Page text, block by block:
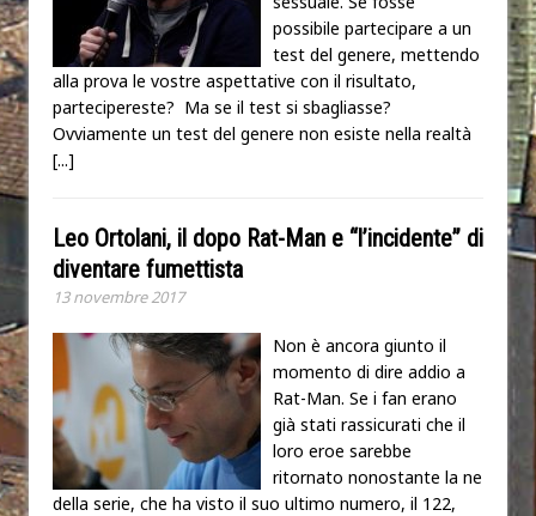
possibile partecipare a un
test del genere, mettendo
alla prova le vostre aspettative con il risultato,
partecipereste? Ma se il test si sbagliasse?
Ovviamente un test del genere non esiste nella realtà
[...]
Leo Ortolani, il dopo Rat-Man e “l’incidente” di
diventare fumettista
13 novembre 2017
Non è ancora giunto il
momento di dire addio a
Rat-Man. Se i fan erano
già stati rassicurati che il
loro eroe sarebbe
ritornato nonostante la fine
della serie, che ha visto il suo ultimo numero, il 122,